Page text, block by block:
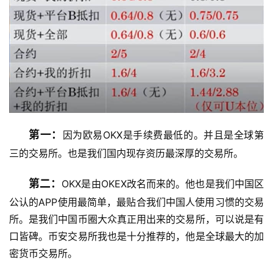
第一： 因为欧易OKX是手续费最低的。并且是全球第
三的交易所。也是我们国内现存资历最深厚的交易所。
第二： OKX是由OKEX改名而来的。他也是我们中国区
公认的APP使用最简单，最贴合我们中国人使用习惯的交易
所。是我们中国币圈大众真正用出来的交易所，可以说是有
口皆碑。币安交易所我也是十分推荐的，他是全球最大的加
密货币交易所。